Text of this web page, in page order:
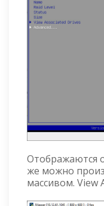
Отображаются
же можно
массивом. View